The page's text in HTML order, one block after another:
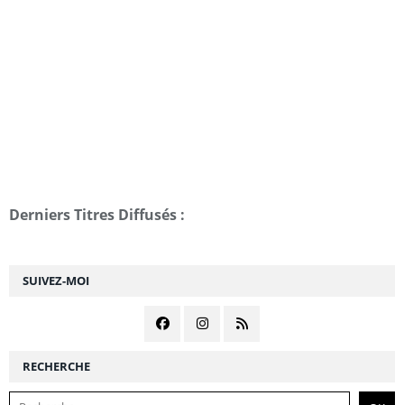
SUIVEZ-MOI
RECHERCHE
Derniers Titres Diffusés :